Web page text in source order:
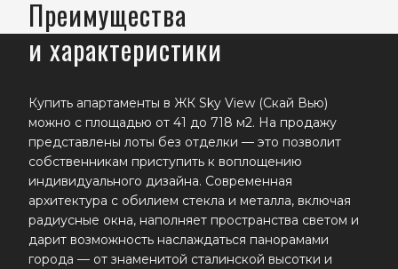
Преимущества
и характеристики
Купить апартаменты в ЖК Sky View (Скай Вью)
можно с площадью от 41 до 718 м2. На продажу
представлены лоты без отделки — это позволит
собственникам приступить к воплощению
индивидуального дизайна. Современная
архитектура с обилием стекла и металла, включая
радиусные окна, наполняет пространства светом и
дарит возможность наслаждаться панорамами
города — от знаменитой сталинской высотки и